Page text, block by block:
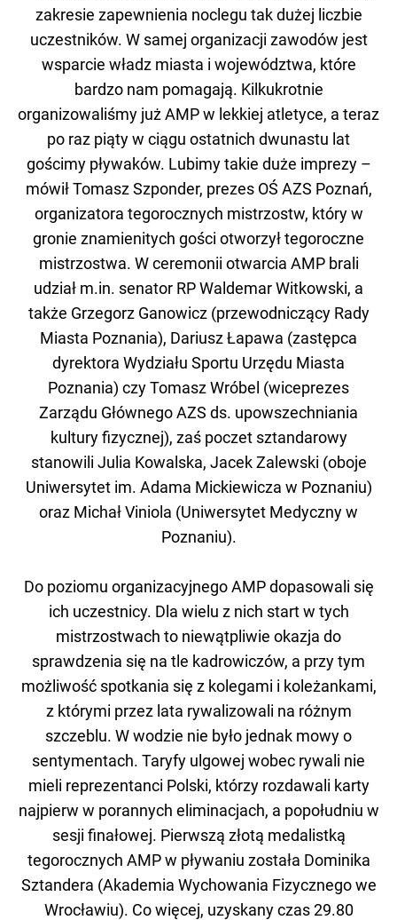
zakresie zapewnienia noclegu tak dużej liczbie
uczestników. W samej organizacji zawodów jest
wsparcie władz miasta i województwa, które
bardzo nam pomagają. Kilkukrotnie
organizowaliśmy już AMP w lekkiej atletyce, a teraz
po raz piąty w ciągu ostatnich dwunastu lat
gościmy pływaków. Lubimy takie duże imprezy –
mówił Tomasz Szponder, prezes OŚ AZS Poznań,
organizatora tegorocznych mistrzostw, który w
gronie znamienitych gości otworzył tegoroczne
mistrzostwa. W ceremonii otwarcia AMP brali
udział m.in. senator RP Waldemar Witkowski, a
także Grzegorz Ganowicz (przewodniczący Rady
Miasta Poznania), Dariusz Łapawa (zastępca
dyrektora Wydziału Sportu Urzędu Miasta
Poznania) czy Tomasz Wróbel (wiceprezes
Zarządu Głównego AZS ds. upowszechniania
kultury fizycznej), zaś poczet sztandarowy
stanowili Julia Kowalska, Jacek Zalewski (oboje
Uniwersytet im. Adama Mickiewicza w Poznaniu)
oraz Michał Viniola (Uniwersytet Medyczny w
Poznaniu).
Do poziomu organizacyjnego AMP dopasowali się
ich uczestnicy. Dla wielu z nich start w tych
mistrzostwach to niewątpliwie okazja do
sprawdzenia się na tle kadrowiczów, a przy tym
możliwość spotkania się z kolegami i koleżankami,
z którymi przez lata rywalizowali na różnym
szczeblu. W wodzie nie było jednak mowy o
sentymentach. Taryfy ulgowej wobec rywali nie
mieli reprezentanci Polski, którzy rozdawali karty
najpierw w porannych eliminacjach, a popołudniu w
sesji finałowej. Pierwszą złotą medalistką
tegorocznych AMP w pływaniu została Dominika
Sztandera (Akademia Wychowania Fizycznego we
Wrocławiu). Co więcej, uzyskany czas 29.80